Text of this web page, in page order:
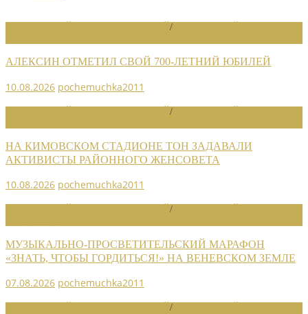
/
АЛЕКСИН ОТМЕТИЛ СВОЙ 700-ЛЕТНИЙ ЮБИЛЕЙ
10.08.2026 pochemuchka2011
/
НА КИМОВСКОМ СТАДИОНЕ ТОН ЗАДАВАЛИ
АКТИВИСТЫ РАЙОННОГО ЖЕНСОВЕТА
10.08.2026 pochemuchka2011
/
МУЗЫКАЛЬНО-ПРОСВЕТИТЕЛЬСКИЙ МАРАФОН
«ЗНАТЬ, ЧТОБЫ ГОРДИТЬСЯ!» НА ВЕНЕВСКОМ ЗЕМЛЕ
07.08.2026 pochemuchka2011
/